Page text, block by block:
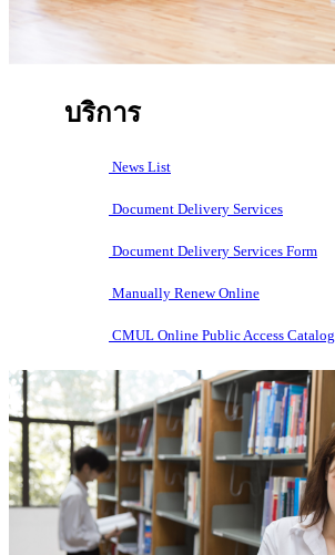
บริการ
News List
Document Delivery Services
Document Delivery Services Form
Manually Renew Online
CMUL Online Public Access Catalog